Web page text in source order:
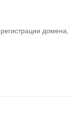
домена,